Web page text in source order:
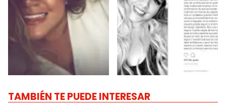
TAMBIÉN TE PUEDE INTERESAR